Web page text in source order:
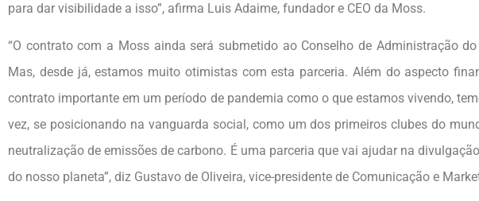
para dar visibilidade a isso”, afirma Luis Adaime, fundador e CEO da Moss.
“O contrato com a Moss ainda será submetido ao Conselho de Administração
Mas, desde já, estamos muito otimistas com esta parceria. Além do aspecto
contrato importante em um período de pandemia como o que estamos vivendo,
vez, se posicionando na vanguarda social, como um dos primeiros clubes do
neutralização de emissões de carbono. É uma parceria que vai ajudar na
do nosso planeta”, diz Gustavo de Oliveira, vice-presidente de Comunicação e